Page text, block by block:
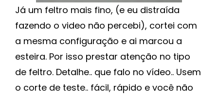
Já um feltro mais fino, (e eu distraída
fazendo o video não percebi), cortei com
a mesma configuração e ai marcou a
esteira. Por isso prestar atenção no tipo
de feltro. Detalhe.. que falo no vídeo.. Usem
o corte de teste.. fácil, rápido e você não